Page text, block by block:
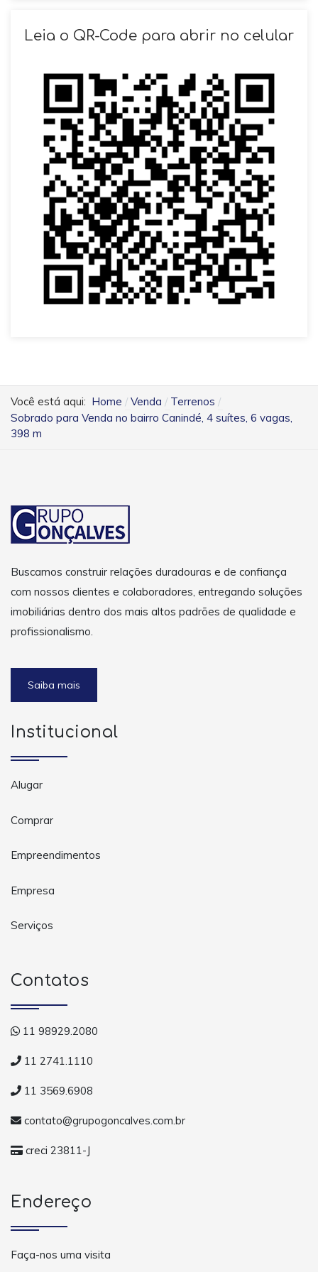
Leia o QR-Code para abrir no celular
Você está aqui: Home Venda
Terrenos
Sobrado para Venda no bairro Canindé, 4 suítes, 6 vagas,
398 m
Buscamos construir relações duradouras e de confiança
com nossos clientes e colaboradores, entregando soluções
imobiliárias dentro dos mais altos padrões de qualidade e
profissionalismo.
Saiba mais
Institucional
Alugar
Comprar
Empreendimentos
Empresa
Serviços
Contatos
11 98929.2080
11 2741.1110
11 3569.6908
contato@grupogoncalves.com.br
creci 23811-J
Endereço
Faça-nos uma visita